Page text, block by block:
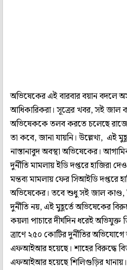
অভিষেকের এই বারবার বয়ান বদলে
আধিকারিকরা। সূত্রের খবর, সই
অভিষেককে তলব করতে চলেছে
তা কবে, জানা যায়নি। উল্লেখ্য, এই
নাস্তানাবুদ অবস্থা অভিষেকের।
দুর্নীতি মামলায় ইডি দপ্তরে হাজিরা
মন্তব্য মামলায় ফের সিআইডি দপ্তরে
অভিষেকের। তবে শুধু সই জাল কাণ্ড,
দুর্নীতি নয়, এই মুহূর্তে অভিষেকের
কয়লা পাচারে দীর্ঘদিন ধরেই
ত্রাণে ২৫০ কোটির দুর্নীতির
এফআইআর হয়েছে। শাহের বিরুদ্ধে
এফআইআর হয়েছে শিলিগুড়ির